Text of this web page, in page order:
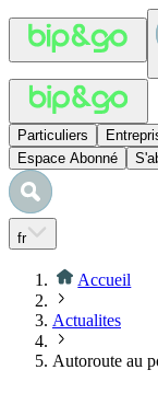
Particuliers
Espace Abonné
fr
Accueil
Actualites
Autoroute au